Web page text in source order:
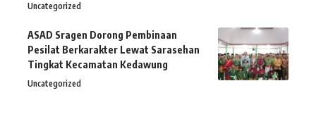
Uncategorized
ASAD Sragen Dorong Pembinaan
Pesilat Berkarakter Lewat Sarasehan
Tingkat Kecamatan Kedawung
Uncategorized